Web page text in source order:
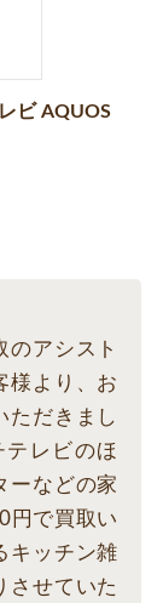
ビ AQUOS
のアシスト
様より、お
ただきまし
レビのほ
ーなどの家
円で買取い
キッチン雑
させていた